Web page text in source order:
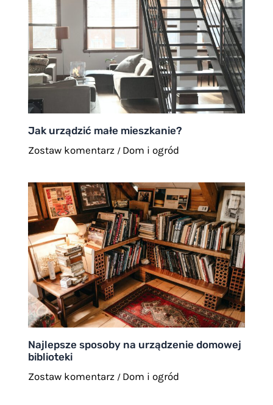
Jak urządzić małe mieszkanie?
Zostaw komentarz / Dom i ogród
Najlepsze sposoby na urządzenie domowej
biblioteki
Zostaw komentarz / Dom i ogród